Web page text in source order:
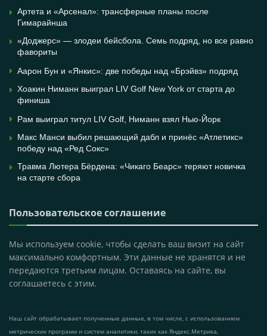
Артета и «Арсенал»: трансферные планы после
Гимарайнша
«Доджерс» — злодеи бейсбола. Семь подряд, но все равно
фавориты
Аарон Бун и «Янкис»: две победы над «Брэйвз» подряд
Хоакин Ниманн выиграл LIV Golf New York от старта до
финиша
Рам выиграл титул LIV Golf, Ниманн взял Нью-Йорк
Макс Манси выбил решающий дабл и принёс «Атлетикс»
победу над «Ред Сокс»
Травма Лютера Бёрдена: «Чикаго Беарс» теряют новичка
на старте сбора
Пользовательское соглашение
Мы используем cookie, чтобы сделать ваш визит на сайт
максимально комфортным. Эти данные не хранятся и не
передаются третьим лицам. Оставаясь на сайте, вы
соглашаетесь с этим.
Наш сайт обрабатывает полученные данные, в том числе, с использованием
метрических программ и систем аналитики, таких как Яндекс.Метрика,